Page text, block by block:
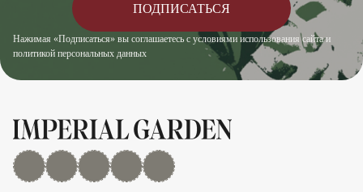
Нажимая «Подписаться» вы соглашаетесь с условиями использования сайта и
политикой персональных данных
ПОДПИСАТЬСЯ
MAX Дзен YouTuberutubeTelegram